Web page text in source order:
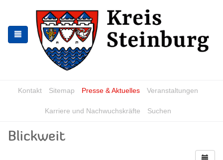
springen
springen
Kontakt Sitemap Presse & Aktuelles Veranstaltungen
Karriere und Nachwuchskräfte Suchen
Blickweit